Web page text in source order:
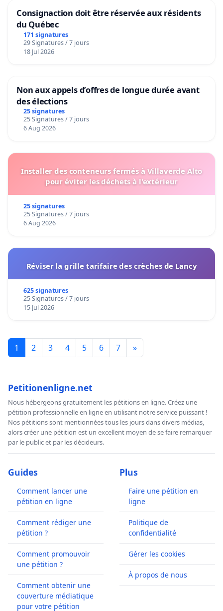
Consignaction doit être réservée aux résidents
du Québec
171 signatures
29 Signatures / 7 jours
18 Jul 2026
Non aux appels d’offres de longue durée avant
des élections
25 signatures
25 Signatures / 7 jours
6 Aug 2026
Installer des conteneurs fermés à Villaverde Alto
pour éviter les déchets à l'extérieur
25 signatures
25 Signatures / 7 jours
6 Aug 2026
Réviser la grille tarifaire des crèches de Lancy
625 signatures
25 Signatures / 7 jours
15 Jul 2026
1 2 3 4 5 6 7 »
Petitionenligne.net
Nous hébergeons gratuitement les pétitions en ligne. Créez une
pétition professionnelle en ligne en utilisant notre service puissant !
Nos pétitions sont mentionnées tous les jours dans divers médias,
alors créer une pétition est un excellent moyen de se faire remarquer
par le public et par les décideurs.
Guides
Comment lancer une
pétition en ligne
Comment rédiger une
pétition ?
Comment promouvoir
une pétition ?
Comment obtenir une
couverture médiatique
pour votre pétition
Plus
Faire une pétition en
ligne
Politique de
confidentialité
Gérer les cookies
À propos de nous